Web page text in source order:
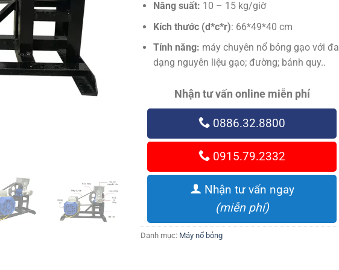
Năng suất: 10 – 15 kg/giờ
Kích thước (d*c*r): 66*49*40 cm
Tính năng: máy chuyên nổ bỏng gạo với đa
dạng nguyên liệu gạo; đường; bánh quy..
Nhận tư vấn online miễn phí
0886.32.8800
0915.79.2332
Nhận tư vấn ngay
(miễn phí)
Danh mục: Máy nổ bỏng